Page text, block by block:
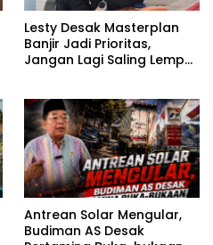
Lesty Desak Masterplan
Banjir Jadi Prioritas,
Jangan Lagi Saling Lempar
Antrean Solar Mengular,
Budiman AS Desak